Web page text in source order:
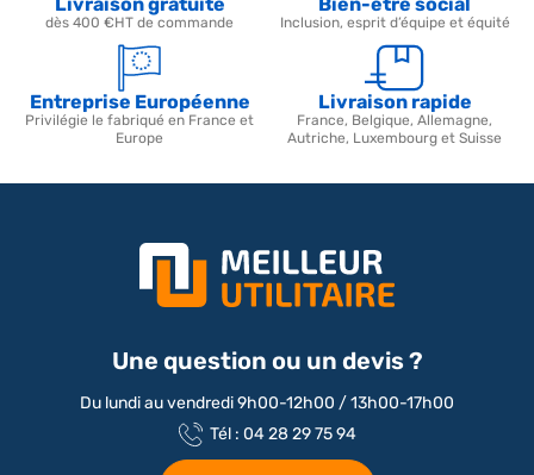
dès 400 €HT de commande Inclusion, esprit d’équipe et équité
Entreprise Européenne
Privilégie le fabriqué en France et
Europe
Livraison rapide
France, Belgique, Allemagne,
Autriche, Luxembourg et Suisse
Une question ou un devis ?
Du lundi au vendredi 9h00-12h00 / 13h00-17h00
Tél : 04 28 29 75 94